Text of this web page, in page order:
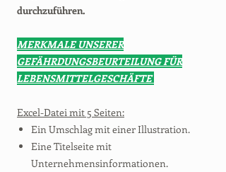
durchzuführen.
MERKMALE UNSERER
GEFÄHRDUNGSBEURTEILUNG FÜR
LEBENSMITTELGESCHÄFTE
Excel-Datei mit 5 Seiten:
Ein Umschlag mit einer Illustration.
Eine Titelseite mit
Unternehmensinformationen.